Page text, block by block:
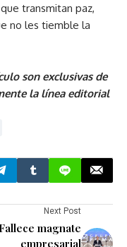
transmitan paz,
no les tiemble la
son exclusivas de
la línea editorial
Next Post
Fallece magnate
empresarial